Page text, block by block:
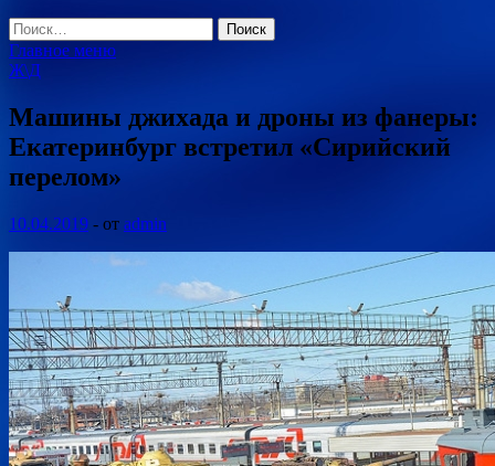
Найти:
Главное меню
Ж\Д
Машины джихада и дроны из фанеры:
Екатеринбург встретил «Сирийский
перелом»
10.04.2019 - от admin